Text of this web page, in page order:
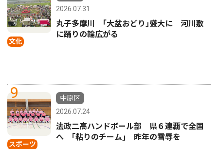
文化
2026.07.31
丸子多摩川 ｢大盆おどり｣盛大に 河川敷
に踊りの輪広がる
9
スポーツ
中原区
2026.07.24
法政二高ハンドボール部 県６連覇で全国
へ ｢粘りのチーム｣ 昨年の雪辱を